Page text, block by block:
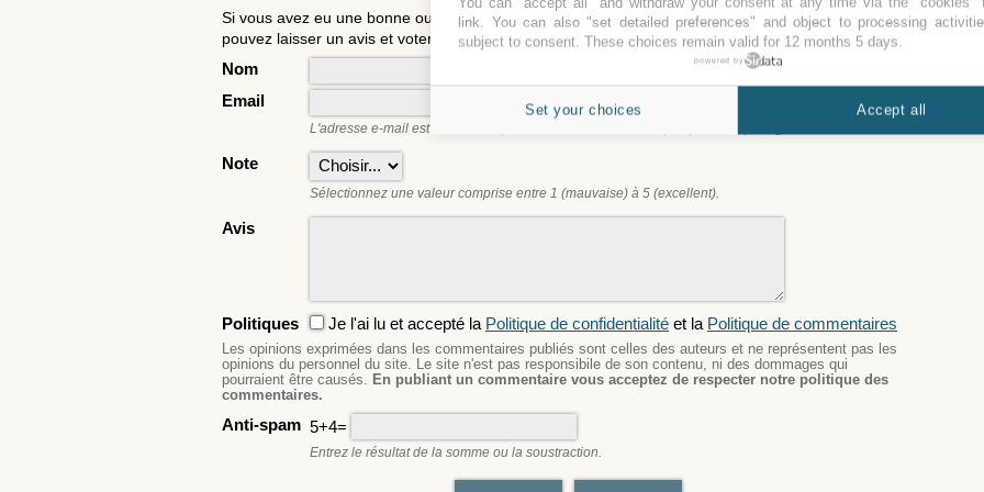
Si vous avez eu une bonne ou une mauvaise expérience avecHilton Parking Paris CDG, vous
pouvez laisser un avis et voter. Il aidera les utilisateurs à choisir le meilleur de stationnement.
Nom
Email
L'adresse e-mail est nécessaire pour commenter. Il ne sera pas publié ni partagé.
Note
Sélectionnez une valeur comprise entre 1 (mauvaise) à 5 (excellent).
Avis
Politiques Je l'ai lu et accepté la Politique de confidentialité et la Politique de commentaires
Les opinions exprimées dans les commentaires publiés sont celles des auteurs et ne représentent pas les
opinions du personnel du site. Le site n'est pas responsibile de son contenu, ni des dommages qui
pourraient être causés. En publiant un commentaire vous acceptez de respecter notre politique des
commentaires.
Anti-spam 5+4=
Entrez le résultat de la somme ou la soustraction.
link. You can also "set detailed preferences" and object to processing
subject to consent. These choices remain valid for 12 months 5 days.
powered by
Set your choices Accept all